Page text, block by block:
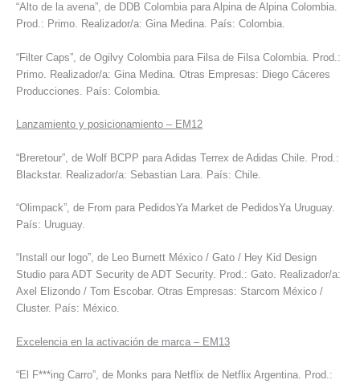
“Alto de la avena”, de DDB Colombia para Alpina de Alpina Colombia.
Prod.: Primo. Realizador/a: Gina Medina. País: Colombia.
“Filter Caps”, de Ogilvy Colombia para Filsa de Filsa Colombia. Prod.:
Primo. Realizador/a: Gina Medina. Otras Empresas: Diego Cáceres
Producciones. País: Colombia.
Lanzamiento y posicionamiento – EM12
“Breretour”, de Wolf BCPP para Adidas Terrex de Adidas Chile. Prod.:
Blackstar. Realizador/a: Sebastian Lara. País: Chile.
“Olimpack”, de From para PedidosYa Market de PedidosYa Uruguay.
País: Uruguay.
“Install our logo”, de Leo Burnett México / Gato / Hey Kid Design
Studio para ADT Security de ADT Security. Prod.: Gato. Realizador/a:
Axel Elizondo / Tom Escobar. Otras Empresas: Starcom México /
Cluster. País: México.
Excelencia en la activación de marca – EM13
“El F***ing Carro”, de Monks para Netflix de Netflix Argentina. Prod.: